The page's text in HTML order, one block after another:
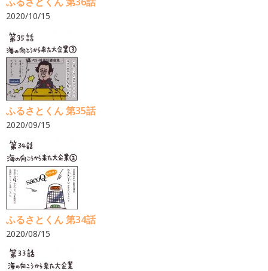
2020/10/15
ふるさとくん 第35話
2020/09/15
ふるさとくん 第34話
2020/08/15